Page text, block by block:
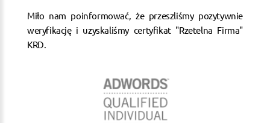
Miło nam poinformować, że przeszliśmy pozytywnie
weryfikację i uzyskaliśmy certyfikat "Rzetelna Firma"
KRD.